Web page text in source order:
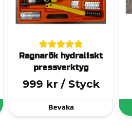
Ragnarök hydraliskt
pressverktyg
999 kr / Styck
Bevaka